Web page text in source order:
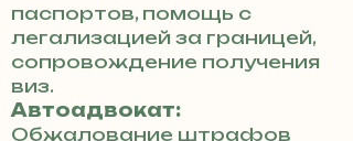
паспортов, помощь с
легализацией за границей,
сопровождение получения
виз.
Автоадвокат:
Обжалование штрафов